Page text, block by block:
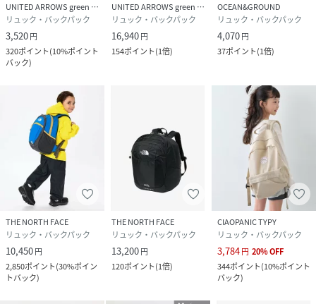
UNITED ARROWS green label relaxing
リュック・バックパック
3,520円
320ポイント(10%ポイント
バック)
UNITED ARROWS green label relaxing
リュック・バックパック
16,940円
154ポイント(1倍)
OCEAN&GROUND
リュック・バックパック
4,070円
37ポイント(1倍)
THE NORTH FACE
リュック・バックパック
10,450円
2,850ポイント(30%ポイン
トバック)
THE NORTH FACE
リュック・バックパック
13,200円
120ポイント(1倍)
CIAOPANIC TYPY
リュック・バックパック
3,784円 20%OFF
344ポイント(10%ポイント
バック)